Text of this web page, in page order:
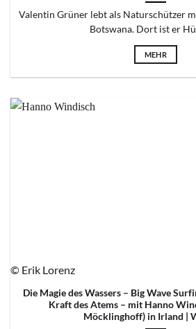
Valentin Grüner lebt als Naturschützer
Botswana. Dort ist er
MEHR
© Erik Lorenz
Die Magie des Wassers – Big Wave
Kraft des Atems – mit Hanno
Möcklinghoff) in Irland |